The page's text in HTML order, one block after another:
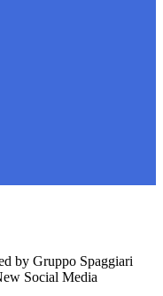
by Gruppo Spaggiari
Social Media